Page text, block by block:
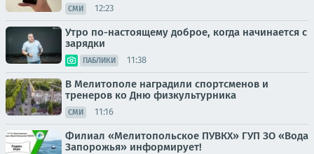
СМИ 12:23
Утро по-настоящему доброе, когда начинается с
зарядки
ПАБЛИКИ 11:38
В Мелитополе наградили спортсменов и
тренеров ко Дню физкультурника
СМИ 11:16
Филиал «Мелитопольское ПУВКХ» ГУП ЗО «Вода
Запорожья» информирует!